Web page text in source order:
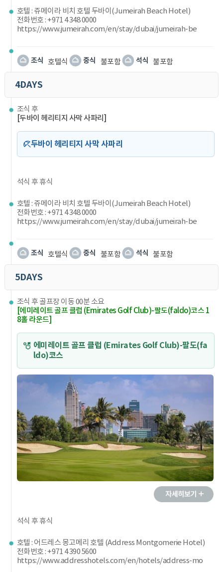
호텔 : 쥬메이라 비치 호텔 두바이(Jumeirah Beach Hotel)
전화번호 : +971 4 348 0000
https://www.jumeirah.com/en/stay/dubai/jumeirah-be
호텔식 불포함 불포함
4DAYS
조식 후
[두바이 헤리티지 사막 사파리]
두바이 헤리티지 사막 사파리
석식 후 휴식
호텔 : 쥬메이라 비치 호텔 두바이(Jumeirah Beach Hotel)
전화번호 : +971 4 348 0000
https://www.jumeirah.com/en/stay/dubai/jumeirah-be
호텔식 불포함 불포함
5DAYS
조식 후 골프장 이동 00분 소요
[에미레이트 골프 클럽 (Emirates Golf Club)-팔도(faldo)코스 1
8홀 라운드]
에미레이트 골프 클럽 (Emirates Golf Club)-팔도(fa
ldo)코스
석식 후 휴식
호텔 : 어드레스 몽고메리 호텔 (Address Montgomerie Hotel)
전화번호 : +971 4 390 5600
https://www.addresshotels.com/en/hotels/address-mo